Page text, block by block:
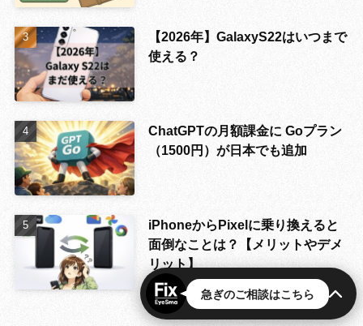
【2026年】GalaxyS22はいつまで
使える？
ChatGPTの月額課金に Goプラン
（1500円）が日本でも追加
iPhoneからPixelに乗り換えると
面倒なことは？【メリットやデメ
リット】
急ぎのご相談はこちら